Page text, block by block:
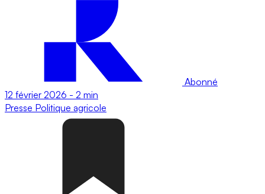
Abonné
12 février 2026 - 2 min
Presse Politique agricole